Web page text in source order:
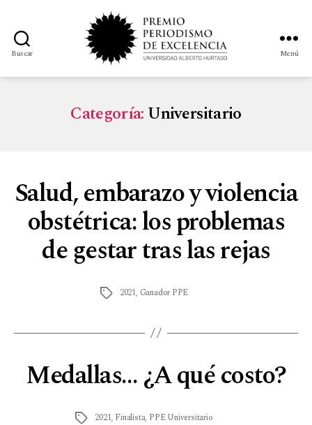
Buscar Menú
Categoría:Universitario
Salud, embarazo y violencia
obstétrica: los problemas
de gestar tras las rejas
2021, Ganador PPE
Medallas… ¿A qué costo?
2021, Finalista, PPE Universitario